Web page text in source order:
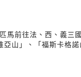
馬前往法、西、義三
山」、「福斯卡格諾